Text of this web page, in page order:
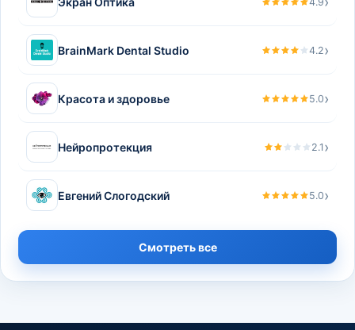
BrainMark Dental Studio 4.2›
Красота и здоровье 5.0›
Нейропротекция 2.1 ›
Евгений Слогодский 5.0›
Смотреть все